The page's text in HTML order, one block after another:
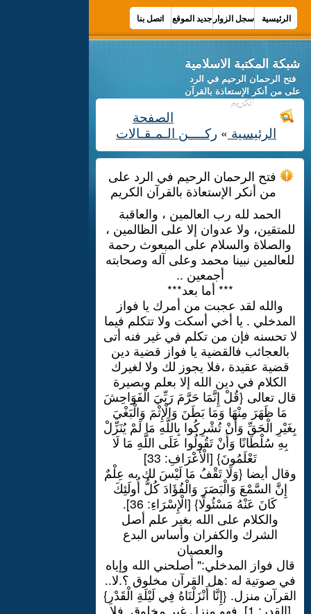
الرئيسية سجل الزوار جديد الموقع اتصل بنا
شبكة المكتبة الاسلامية
فتح الرحمان الرحيم في الرد
على من أنكر الإستعاذة بالقرآن
الكريم
الصفحة
الرئيسية » ركــــن الـمـقـالات
فتح الرحمان الرحيم في الرد على
من أنكر الإستعاذة بالقرآن الكريم
الحمد لله رب العالمين ، والعاقبة
للمتقين، ولا عدوان إلا على الظالمين ،
والصلاة والسلام على المبعوث رحمة
للعالمين نبينا محمد وعلى آله وصحابته
أجمعين ..
*** أما بعد***
والله لقد عجبت من أمرك يا فواز
المدخلي . يا أخي أسكت ولا تتكلم فيما
لا تحسنه فإن من تكلم في غير فنه أتى
بالعجائب فالقضية يا فواز قضية دين
قضية عقيدة ،فلا يجوز لك ولا لغيرك
الكلام في دين الله إلا بعلم وبصيرة
قال تعالى {قُلْ إِنَّمَا حَرَّمَ رَبِّيَ الْفَوَاحِشَ
مَا ظَهَرَ مِنْهَا وَمَا بَطَنَ وَالْإِثْمَ وَالْبَغْيَ
بِغَيْرِ الْحَقِّ وَأَنْ تُشْرِكُوا بِاللَّهِ مَا لَمْ يُنَزِّلْ
بِهِ سُلْطَانًا وَأَنْ تَقُولُوا عَلَى اللَّهِ مَا لَا
تَعْلَمُونَ} [الْأَعْرَافِ: 33]
وقال أيضا {وَلَا تَقْفُ مَا لَيْسَ لك به عِلْمٌ
إِنَّ السَّمْعَ وَالْبَصَرَ وَالْفُؤَادَ كُلُّ أُولَئِكَ
كَانَ عَنْهُ مَسْئُولًا} [الْإِسْرَاءِ: 36].
والكلام على الله بغير علم أصل
الشرك والكفران وأساس البدع
والعصيان
قال فواز المدخلي:" أصلحني الله وإياه
في صوتية له :هل القرآن مخلوق ؟.لا..
القرآن منزل. {إِنَّا أَنْزَلْنَاهُ فِي لَيْلَةِ الْقَدْرِ}
[القدر: 1]. فهو منزل غير مخلوق .فلا